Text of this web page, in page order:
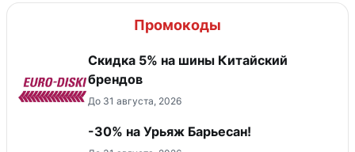
Промокоды
​Скидка 5% на шины Китайский
брендов
До 31 августа, 2026
-30% на Урьяж Барьесан!